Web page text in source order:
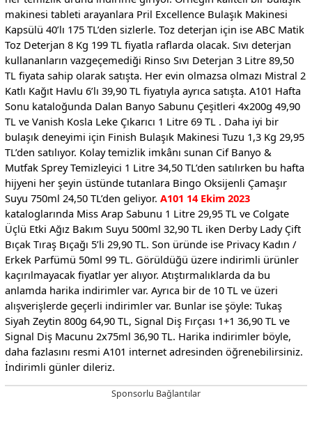
makinesi tableti arayanlara Pril Excellence Bulaşık Makinesi
Kapsülü 40’lı 175 TL’den sizlerle. Toz deterjan için ise ABC Matik
Toz Deterjan 8 Kg 199 TL fiyatla raflarda olacak. Sıvı deterjan
kullananların vazgeçemediği Rinso Sıvı Deterjan 3 Litre 89,50
TL fiyata sahip olarak satışta. Her evin olmazsa olmazı Mistral 2
Katlı Kağıt Havlu 6’lı 39,90 TL fiyatıyla ayrıca satışta. A101 Hafta
Sonu kataloğunda Dalan Banyo Sabunu Çeşitleri 4x200g 49,90
TL ve Vanish Kosla Leke Çıkarıcı 1 Litre 69 TL . Daha iyi bir
bulaşık deneyimi için Finish Bulaşık Makinesi Tuzu 1,3 Kg 29,95
TL’den satılıyor. Kolay temizlik imkânı sunan Cif Banyo &
Mutfak Sprey Temizleyici 1 Litre 34,50 TL’den satılırken bu hafta
hijyeni her şeyin üstünde tutanlara Bingo Oksijenli Çamaşır
Suyu 750ml 24,50 TL’den geliyor. A101 14 Ekim 2023
kataloglarında Miss Arap Sabunu 1 Litre 29,95 TL ve Colgate
Üçlü Etki Ağız Bakım Suyu 500ml 32,90 TL iken Derby Lady Çift
Bıçak Tıraş Bıçağı 5’li 29,90 TL. Son üründe ise Privacy Kadın /
Erkek Parfümü 50ml 99 TL. Görüldüğü üzere indirimli ürünler
kaçırılmayacak fiyatlar yer alıyor. Atıştırmalıklarda da bu
anlamda harika indirimler var. Ayrıca bir de 10 TL ve üzeri
alışverişlerde geçerli indirimler var. Bunlar ise şöyle: Tukaş
Siyah Zeytin 800g 64,90 TL, Signal Diş Fırçası 1+1 36,90 TL ve
Signal Diş Macunu 2x75ml 36,90 TL. Harika indirimler böyle,
daha fazlasını resmi A101 internet adresinden öğrenebilirsiniz.
İndirimli günler dileriz.
Sponsorlu Bağlantılar